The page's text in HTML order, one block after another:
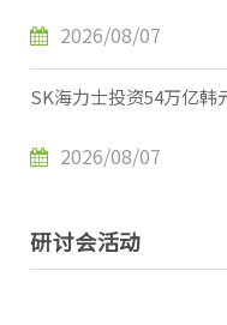
2026/08/07
SK海力士投资54万亿韩
2026/08/07
研讨会活动